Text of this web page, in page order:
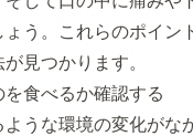
う。これらのポイン
見つかります。
食べるか確認する
うな環境の変化がな